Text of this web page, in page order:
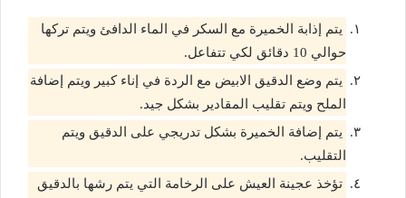
يتم إذابة الخميرة مع السكر في الماء الدافئ ويتم تركها
حوالي 10 دقائق لكي تتفاعل.
يتم وضع الدقيق الابيض مع الردة في إناء كبير ويتم إضافة
الملح ويتم تقليب المقادير بشكل جيد.
يتم إضافة الخميرة بشكل تدريجي على الدقيق ويتم
التقليب.
تؤخذ عجينة العيش على الرخامة التي يتم رشها بالدقيق